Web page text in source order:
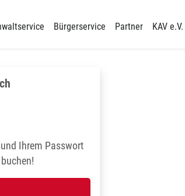
Bürgerservice Partner KAV e.V.
Ihrem Passwort